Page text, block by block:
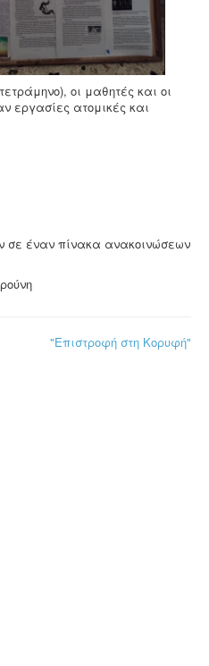
οι μαθητές και οι
εργασίες ατομικές και
σε έναν πίνακα ανακοινώσεων
"Επιστροφή στη Κορυφή"